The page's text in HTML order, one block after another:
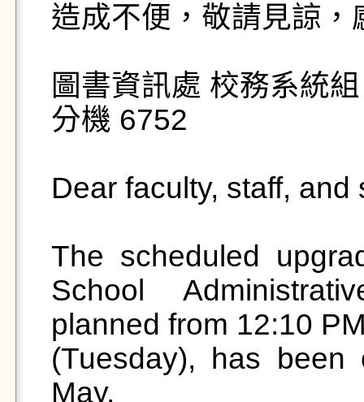
造成不便，敬請見諒
圖書資訊處 校務系統
分機 6752
Dear faculty, staff, and
The scheduled
School
planned from 12:10
(Tuesday), has
May.